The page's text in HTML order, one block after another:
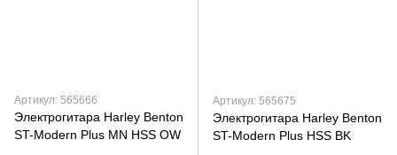
Артикул: 565666
Электрогитара Harley Benton
ST-Modern Plus MN HSS OW
Артикул: 565675
Электрогитара Harley Benton
ST-Modern Plus HSS BK